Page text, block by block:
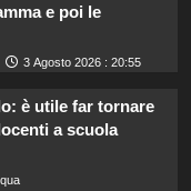
e poi le
3 Agosto 2026 : 20:55
è utile far tornare
a scuola